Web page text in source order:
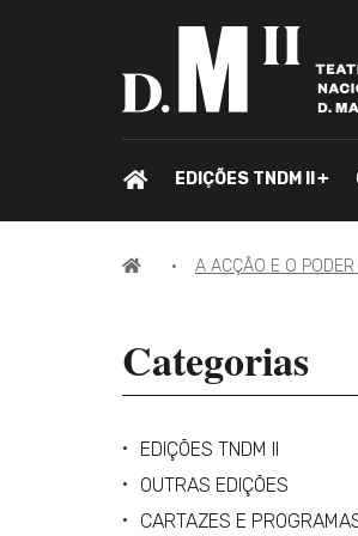
PÁGINA
EDIÇÕES TNDM II
PÁGINAA ACÇÃO E O
Categorias
EDIÇÕES TNDM II
OUTRAS EDIÇÕES
CARTAZES E